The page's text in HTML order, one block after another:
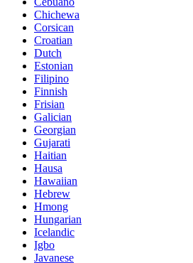
Chichewa
Corsican
Croatian
Dutch
Estonian
Filipino
Finnish
Frisian
Galician
Georgian
Gujarati
Haitian
Hausa
Hawaiian
Hebrew
Hmong
Hungarian
Icelandic
Igbo
Javanese